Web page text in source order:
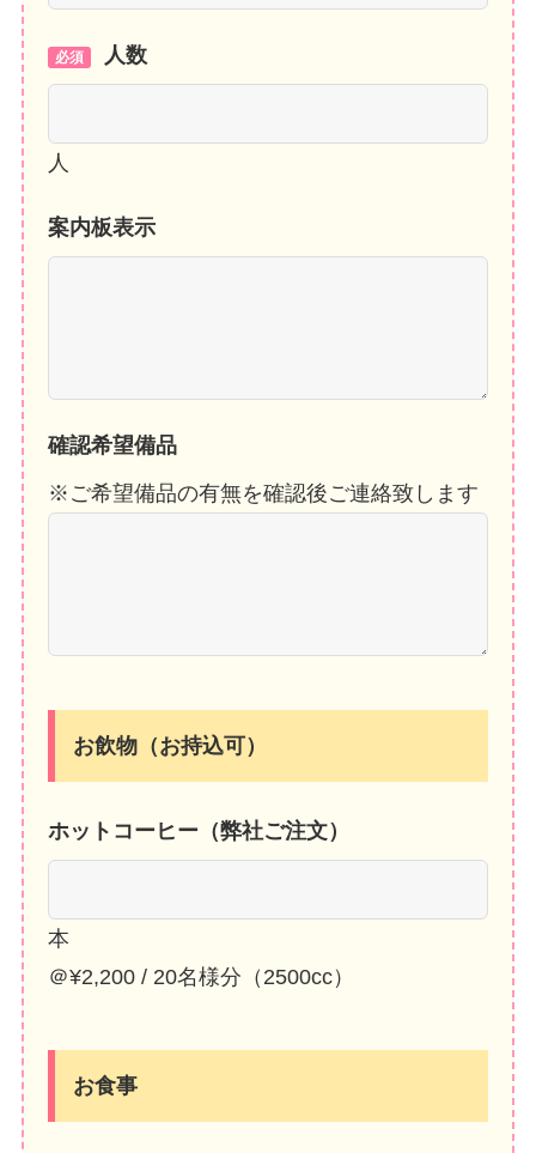
必須 人数
人
案内板表示
確認希望備品
※ご希望備品の有無を確認後ご連絡致します
お飲物（お持込可）
ホットコーヒー（弊社ご注文）
本
＠¥2,200 / 20名様分（2500cc）
お食事